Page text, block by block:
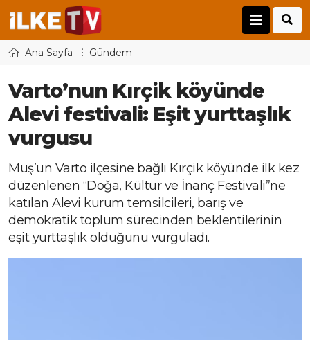
Ana Sayfa Gündem
Varto’nun Kırçik köyünde
Alevi festivali: Eşit yurttaşlık
vurgusu
Muş’un Varto ilçesine bağlı Kırçik köyünde ilk kez
düzenlenen “Doğa, Kültür ve İnanç Festivali”ne
katılan Alevi kurum temsilcileri, barış ve
demokratik toplum sürecinden beklentilerinin
eşit yurttaşlık olduğunu vurguladı.